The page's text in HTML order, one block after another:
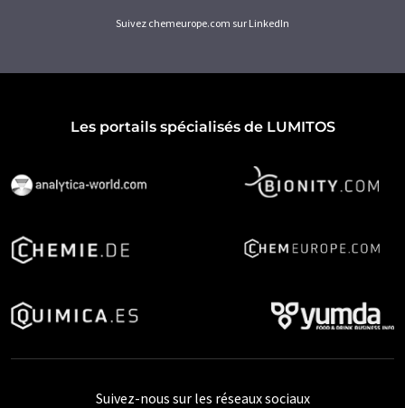
Suivez chemeurope.com sur LinkedIn
Les portails spécialisés de LUMITOS
Suivez-nous sur les réseaux sociaux